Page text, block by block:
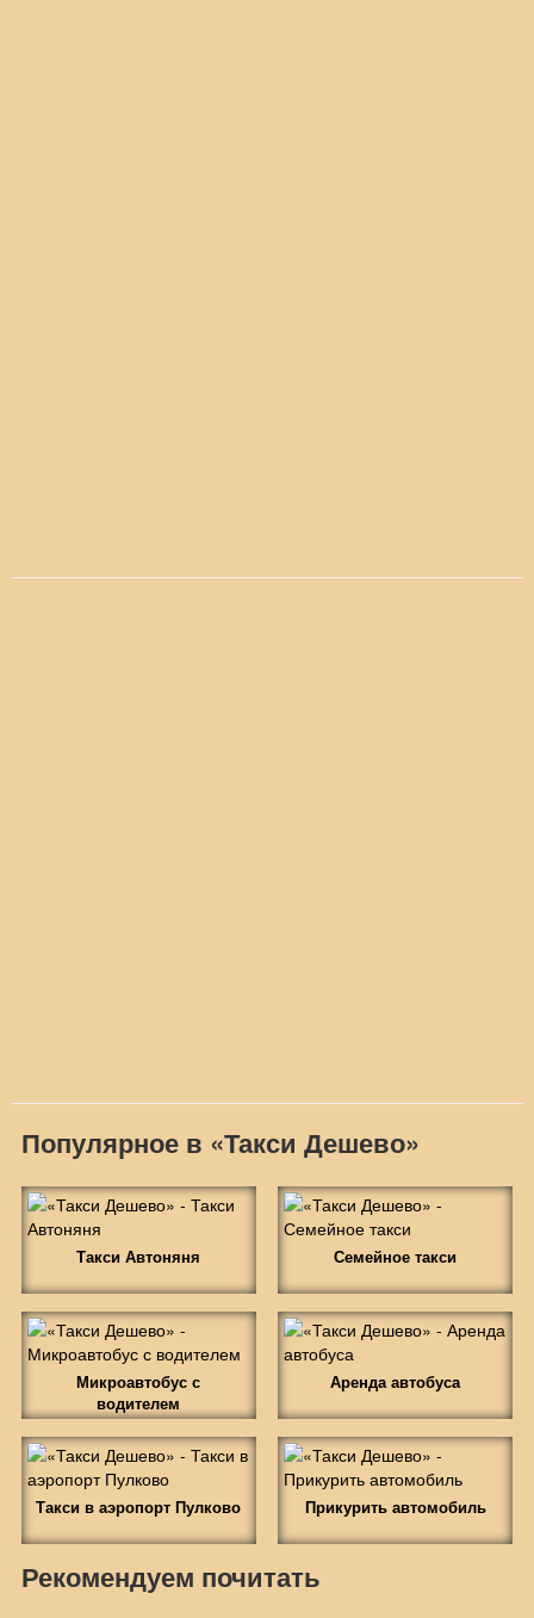
Популярное в «Такси Дешево»
Такси Автоняня Семейное такси
Микроавтобус с
водителем
Аренда автобуса
Такси в аэропорт Пулково Прикурить автомобиль
Рекомендуем почитать